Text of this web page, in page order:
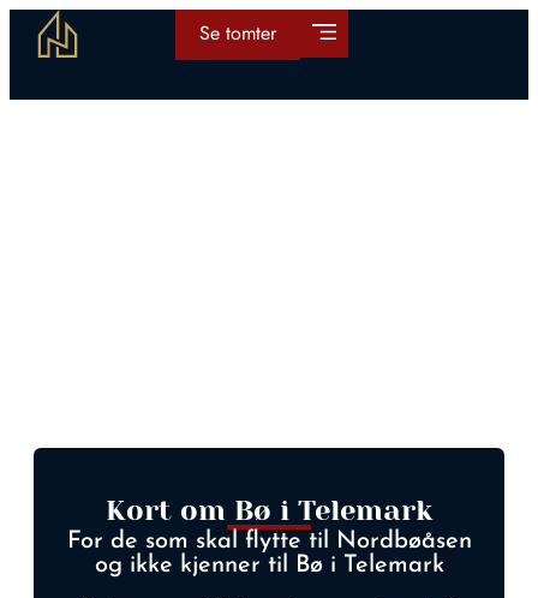
Se tomter
Kort om Bø i Telemark
For de som skal flytte til Nordbøåsen
og ikke kjenner til Bø i Telemark